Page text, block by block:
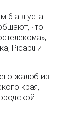
6 августа.
что
Picabu и
жалоб из
края,